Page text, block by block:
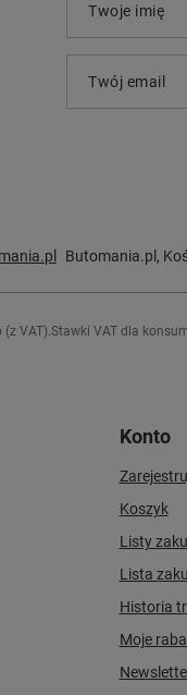
Twoje imię
Twój email
Butomania.pl,
VAT).Stawki VAT dla
Konto
Koszyk
Listy
Lista
Historia
Moje